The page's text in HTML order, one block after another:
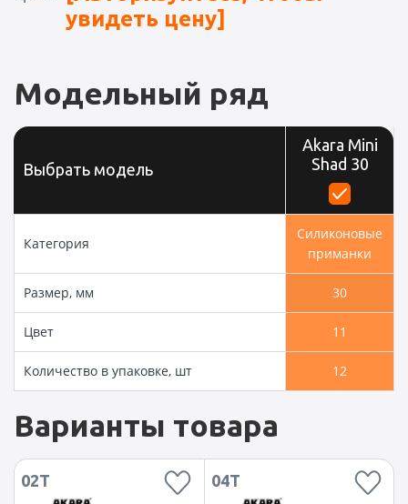
увидеть цену]
Модельный ряд
Выбрать модель
Akara Mini
Shad 30
Категория
Силиконовые
приманки
Размер, мм 30
Цвет 11
Количество в упаковке, шт 12
Варианты товара
02T 04T